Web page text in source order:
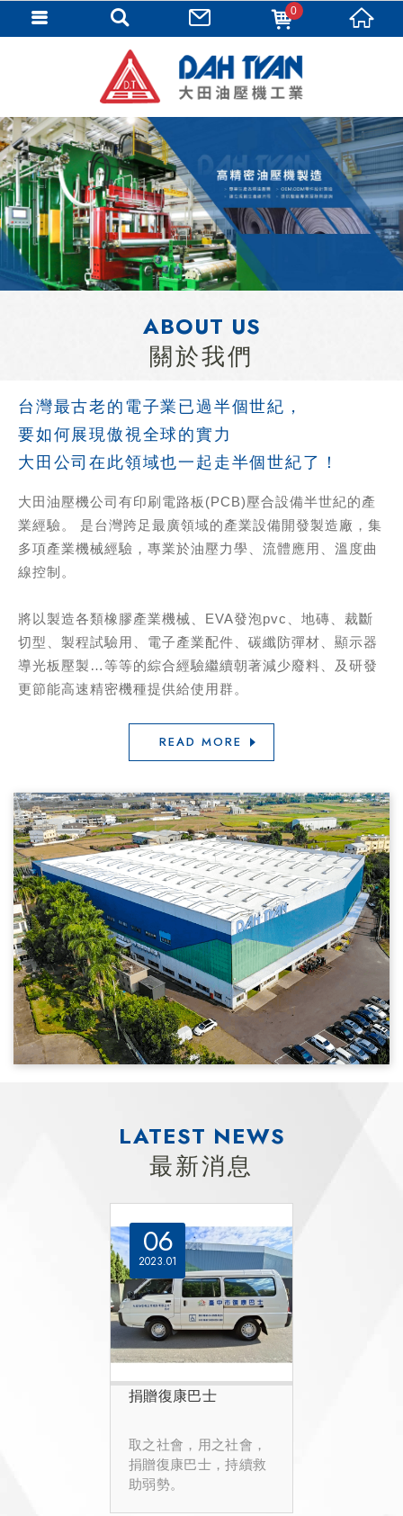
ABOUT US
關於我們
台灣最古老的電子業已過半個世紀，
要如何展現傲視全球的實力
大田公司在此領域也一起走半個世紀了！
大田油壓機公司有印刷電路板(PCB)壓合設備半世紀的產
業經驗。 是台灣跨足最廣領域的產業設備開發製造廠，集
多項產業機械經驗，專業於油壓力學、流體應用、溫度曲
線控制。
將以製造各類橡膠產業機械、EVA發泡pvc、地磚、裁斷
切型、製程試驗用、電子產業配件、碳纖防彈材、顯示器
導光板壓製…等等的綜合經驗繼續朝著減少廢料、及研發
更節能高速精密機種提供給使用群。
READ MORE
LATEST NEWS
最新消息
06
01
2023
捐贈復康巴士
取之社會，用之社會，
捐贈復康巴士，持續救
助弱勢。
0